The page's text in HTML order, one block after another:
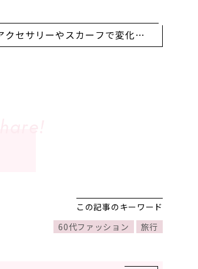
セサリーやスカーフで変化を
この記事のキーワード
60代ファッション
旅行